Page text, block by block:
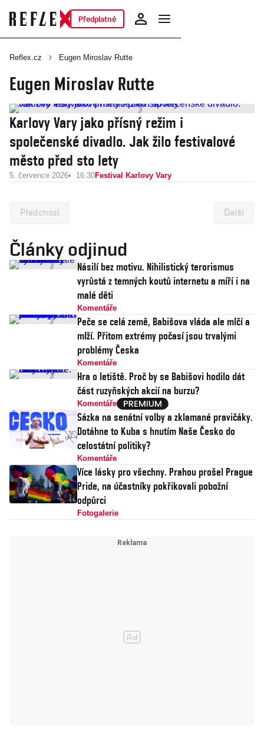
Předplatné
Reflex.cz Eugen Miroslav Rutte
Eugen Miroslav Rutte
Karlovy Vary jako přísný režim i
společenské divadlo. Jak žilo festivalové
město před sto lety
5. července 2026 16:30Festival Karlovy Vary
Předchozí Další
Články odjinud
Násilí bez motivu. Nihilistický terorismus
vyrůstá z temných koutů internetu a míří i na
malé děti
Komentáře
Peče se celá země, Babišova vláda ale mlčí a
mlží. Přitom extrémy počasí jsou trvalými
problémy Česka
Komentáře
Hra o letiště. Proč by se Babišovi hodilo dát
část ruzyňských akcií na burzu?
Komentáře
Sázka na senátní volby a zklamané pravičáky.
Dotáhne to Kuba s hnutím Naše Česko do
celostátní politiky?
Komentáře
Více lásky pro všechny. Prahou prošel Prague
Pride, na účastníky pokřikovali pobožní
odpůrci
Fotogalerie